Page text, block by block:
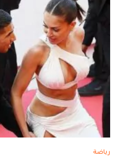
رياضة